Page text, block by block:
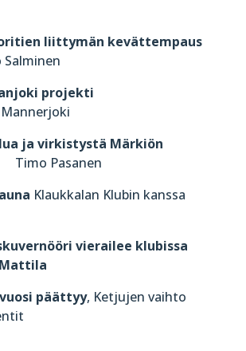
liittymän kevättempaus
projekti
ja virkistystä Märkiön
Pasanen
Klaukkalan Klubin kanssa
vierailee klubissa
päättyy, Ketjujen vaihto